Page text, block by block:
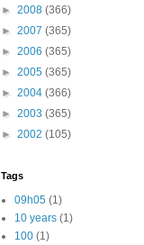
► 2008 (366)
► 2007 (365)
► 2006 (365)
► 2005 (365)
► 2004 (366)
► 2003 (365)
► 2002 (105)
Tags
09h05 (1)
10 years (1)
100 (1)